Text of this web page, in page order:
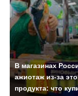
В магазинах
ажиотаж из-за
продукта: что